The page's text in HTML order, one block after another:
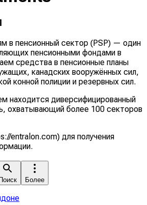
в пенсионный сектор (PSP) — один
пенсионными фондами в
средства в пенсионные планы
канадских вооружённых сил,
конной полиции и резервных сил.
находится диверсифицированный
охватывающий более 100 секторов
entralon.com) для получения
Более